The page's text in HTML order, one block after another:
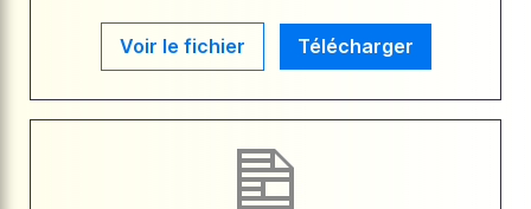
Voir le fichier Télécharger